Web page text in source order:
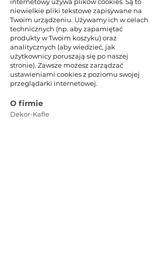
niewielkie pliki tekstowe zapisywane na
Twoim urządzeniu. Używamy ich w celach
technicznych (np. aby zapamiętać
produkty w Twoim koszyku) oraz
analitycznych (aby wiedzieć, jak
użytkownicy poruszają się po naszej
stronie). Zawsze możesz zarządzać
ustawieniami cookies z poziomu swojej
przeglądarki internetowej.
O firmie
Dekor-Kafle